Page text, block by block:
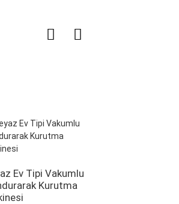
Ev Tipi Vakumlu
Kurutma